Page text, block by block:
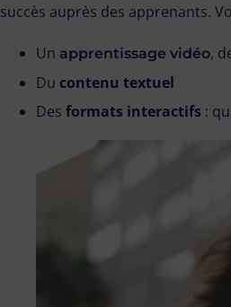
succès auprès des apprenants.
Un apprentissage vidéo,
Du contenu textuel
Des formats interactifs :